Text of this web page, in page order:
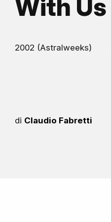
With Us
2002 (Astralweeks)
di Claudio Fabretti